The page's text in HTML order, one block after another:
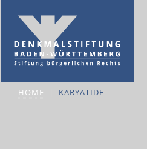
Karyatide
HOME KARYATIDE